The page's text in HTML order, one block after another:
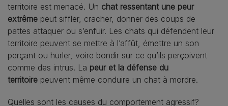
territoire est menacé. Un chat ressentant une peur
extrême peut siffler, cracher, donner des coups de
pattes attaquer ou s’enfuir. Les chats qui défendent leur
territoire peuvent se mettre à l’affût, émettre un son
perçant ou hurler, voire bondir sur ce qu’ils perçoivent
comme des intrus. La peur et la défense du
territoire peuvent même conduire un chat à mordre.
Quelles sont les causes du comportement agressif?